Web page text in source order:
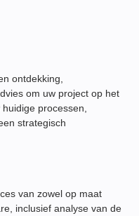
ontdekking,
om uw project op het
processen,
strategisch
van zowel op maat
inclusief analyse van de